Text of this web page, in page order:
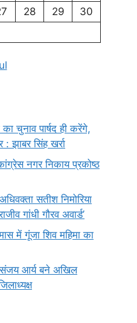
28 29
30
चुनाव पार्षद ही करेंगे,
: झाबर सिंह खर्रा
नगर निकाय प्रकोष्ठ
सतीश निमोरिया
गांधी गौरव अवार्ड’
में गूंजा शिव महिमा का
आर्य बने अखिल